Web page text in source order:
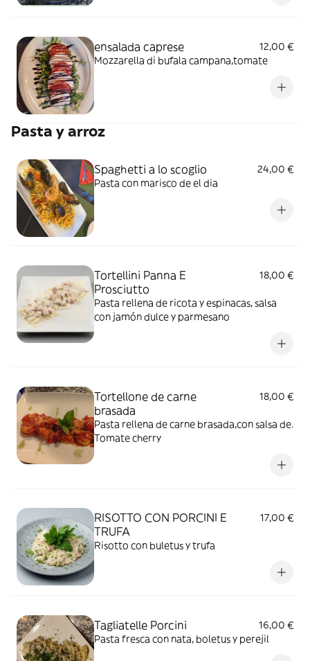
ensalada caprese
12,00 €
Mozzarella di bufala campana,tomate
Pasta y arroz
Spaghetti a lo scoglio
24,00 €
Pasta con marisco de el dia
Tortellini Panna E
Prosciutto
18,00 €
Pasta rellena de ricota y espinacas, salsa
con jamón dulce y parmesano
Tortellone de carne
brasada
18,00 €
Pasta rellena de carne brasada,con salsa de.
Tomate cherry
RISOTTO CON PORCINI E
TRUFA
17,00 €
Risotto con buletus y trufa
Tagliatelle Porcini
16,00 €
Pasta fresca con nata, boletus y perejil